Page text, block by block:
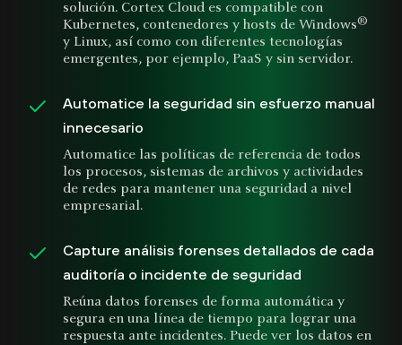
solución. Cortex Cloud es compatible con
Kubernetes, contenedores y hosts de Windows®
y Linux, así como con diferentes tecnologías
emergentes, por ejemplo, PaaS y sin servidor.
Automatice la seguridad sin esfuerzo manual
innecesario
Automatice las políticas de referencia de todos
los procesos, sistemas de archivos y actividades
de redes para mantener una seguridad a nivel
empresarial.
Capture análisis forenses detallados de cada
auditoría o incidente de seguridad
Reúna datos forenses de forma automática y
segura en una línea de tiempo para lograr una
respuesta ante incidentes. Puede ver los datos en